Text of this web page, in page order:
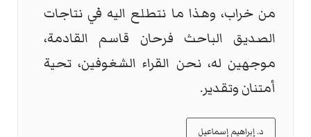
من خراب، وهذا ما نتطلع اليه في نتاجات
الصديق الباحث فرحان قاسم القادمة،
موجهين له، نحن القراء الشغوفين، تحية
أمتنان وتقدير.
د. إبراهيم إسماعيل